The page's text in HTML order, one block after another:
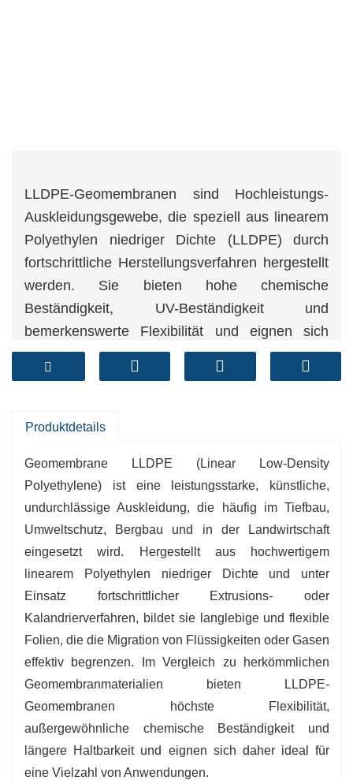
LLDPE-Geomembranen sind Hochleistungs-
Auskleidungsgewebe, die speziell aus linearem
Polyethylen niedriger Dichte (LLDPE) durch
fortschrittliche Herstellungsverfahren hergestellt
werden. Sie bieten hohe chemische
Beständigkeit, UV-Beständigkeit und
bemerkenswerte Flexibilität und eignen sich
daher für eine Reihe von undurchlässigen
Auskleidungsfunktionen in unterschiedlichen
-Hohe Durchstoßfestigkeit:
mechanischen Schäden und Einstichen und
gewährleistet so eine lange Lebensdauer.
-Hervorragende Witterungsbeständigkeit:Die
starke UV-Beständigkeit ermöglicht eine
langfristige Außenbestrahlung ohne Abbau.
-Überlegene Flexibilität:Behält auch bei
erleichtert so die praktische Einrichtung und
Anwendungsspektrum gehören
Deponieauskleidungen, Bergbau-Tailing-
Dämme, landwirtschaftliche Teiche,
Hochwasserschutzprojekte und die Behandlung
Produktdetails
Geomembrane LLDPE (Linear Low-Density
Polyethylene) ist eine leistungsstarke, künstliche,
undurchlässige Auskleidung, die häufig im Tiefbau,
Umweltschutz, Bergbau und in der Landwirtschaft
eingesetzt wird. Hergestellt aus hochwertigem
linearem Polyethylen niedriger Dichte und unter
Einsatz fortschrittlicher Extrusions- oder
Kalandrierverfahren, bildet sie langlebige und flexible
Folien, die die Migration von Flüssigkeiten oder Gasen
effektiv begrenzen. Im Vergleich zu herkömmlichen
Geomembranmaterialien bieten LLDPE-
Geomembranen höchste Flexibilität,
außergewöhnliche chemische Beständigkeit und
längere Haltbarkeit und eignen sich daher ideal für
eine Vielzahl von Anwendungen.